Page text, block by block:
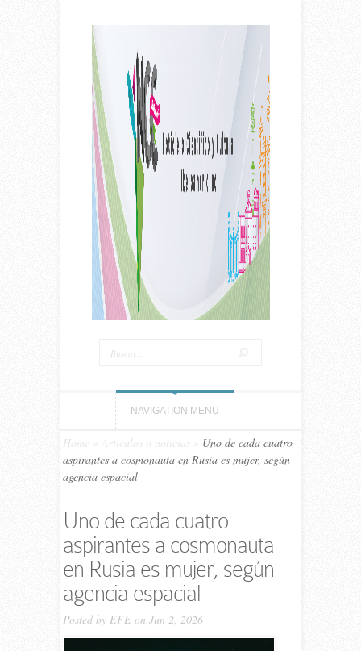
NAVIGATION MENU
Home Artículos o noticias
Uno de cada cuatro
aspirantes a cosmonauta en Rusia es mujer, según
agencia espacial
Uno de cada cuatro
aspirantes a cosmonauta
en Rusia es mujer, según
agencia espacial
Posted by EFEon Jun 2, 2026